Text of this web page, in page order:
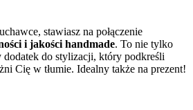
stawiasz na połączenie
i jakości handmade. To nie tylko
do stylizacji, który podkreśli
Cię w tłumie. Idealny także na prezent!